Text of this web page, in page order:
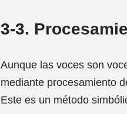
3-3.
Aunque las voces son
mediante procesamiento
Este es un método